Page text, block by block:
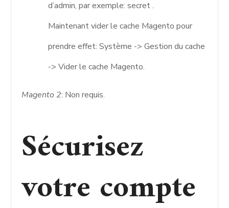
d’admin, par exemple: secret .
Maintenant vider le cache Magento pour
prendre effet: Système -> Gestion du cache
-> Vider le cache Magento.
Magento 2: Non requis.
Sécurisez
votre compte